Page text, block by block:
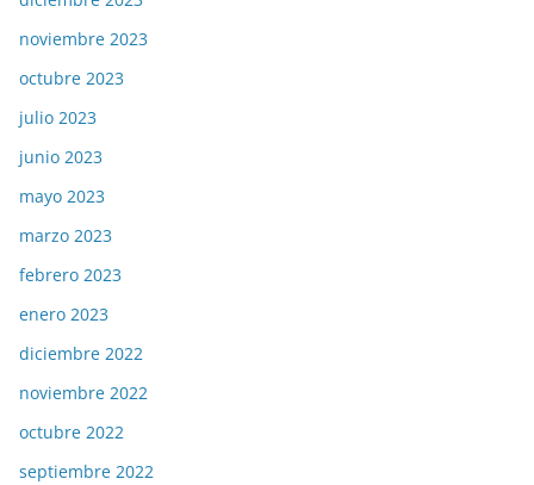
noviembre 2023
octubre 2023
julio 2023
junio 2023
mayo 2023
marzo 2023
febrero 2023
enero 2023
diciembre 2022
noviembre 2022
octubre 2022
septiembre 2022